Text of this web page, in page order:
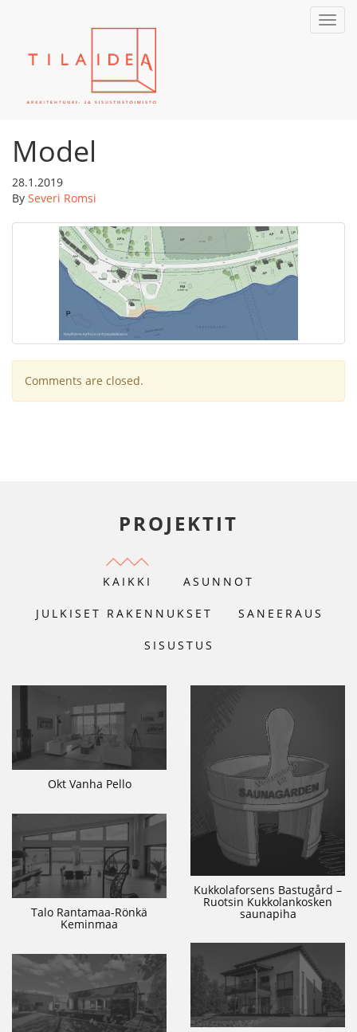
Model
28.1.2019
By Severi Romsi
Comments are closed.
PROJEKTIT
KAIKKI ASUNNOT
JULKISET RAKENNUKSET SANEERAUS
SISUSTUS
Okt Vanha Pello
Kukkolaforsens Bastugård –
Ruotsin Kukkolankosken
saunapiha
Talo Rantamaa-Rönkä
Keminmaa